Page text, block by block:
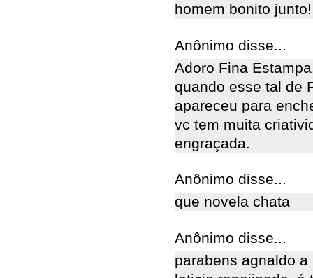
homem bonito
Anônimo disse...
Adoro Fina
quando esse tal de
apareceu para
vc tem muita
engraçada.
Anônimo disse...
que novela chata
Anônimo disse...
parabens agnaldo